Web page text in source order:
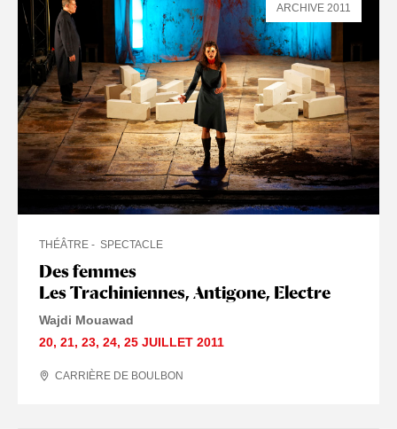
Des femmes
Les Trachiniennes, Antigone, Electre
THÉÂTRE SPECTACLE
Wajdi Mouawad
20, 21, 23, 24, 25 JUILLET 2011
CARRIÈRE DE BOULBON
ARCHIVE 2011